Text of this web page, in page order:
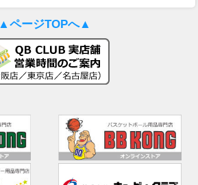
▲ページTOPへ▲